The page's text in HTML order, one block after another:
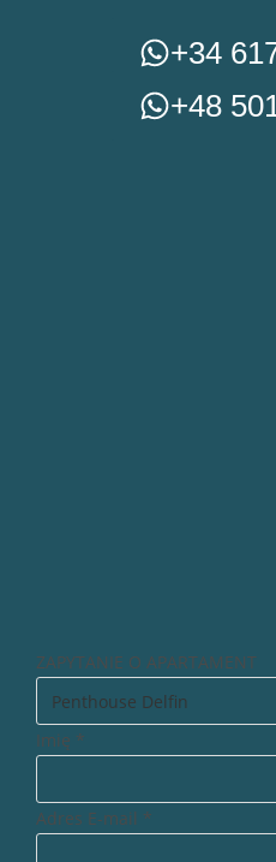
+34
+48
ZAPYTANIE O APARTAMENT
Imię *
Adres E-mail *